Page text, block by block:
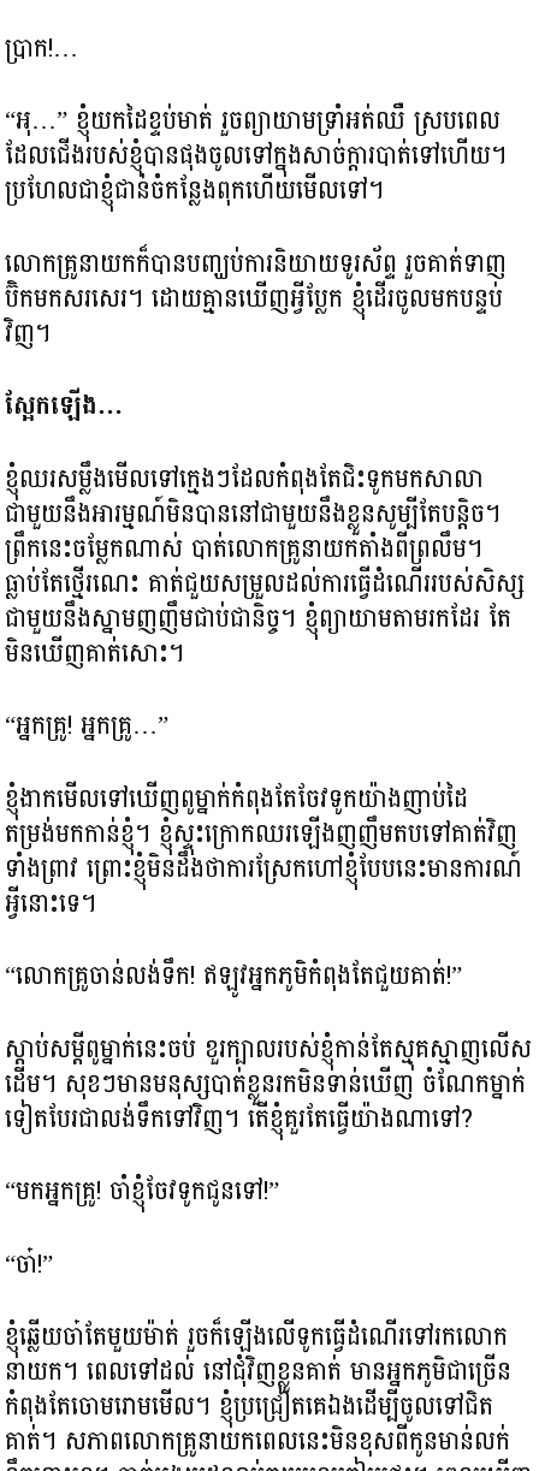
ប្រាក!…
“អុ…” ខ្ញុំយកដៃខ្ទប់មាត់ រួចព្យាយាមទ្រាំអត់ឈឺ ស្របពេល
ដែលជើងរបស់ខ្ញុំបានផុងចូលទៅក្នុងសាច់ក្តារបាត់ទៅហើយ។
ប្រហែលជាខ្ញុំជាន់ចំកន្លែងពុកហើយមើលទៅ។
លោកគ្រូនាយកក៏បានបញ្ឃប់ការនិយាយទូរស័ព្ទ រួចគាត់ទាញ
ប៊ិកមកសរសេរ។ ដោយគ្មានឃើញអ្វីប្លែក ខ្ញុំដើរចូលមកបន្ទប់
វិញ។
ស្អែកឡើង…
ខ្ញុំឈរសម្លឹងមើលទៅក្មេងៗដែលកំពុងតែជិះទូកមកសាលា
ជាមួយនឹងអារម្មណ៍មិនបាននៅជាមួយនឹងខ្លួនសូម្បីតែបន្តិច។
ព្រឹកនេះចម្លែកណាស់ បាត់លោកគ្រូនាយកតាំងពីព្រលឹម។
ធ្លាប់តែថ្មើរណេះ គាត់ជួយសម្រួលដល់ការធ្វើដំណើររបស់សិស្ស
ជាមួយនឹងស្នាមញញឹមជាប់ជានិច្ច។ ខ្ញុំព្យាយាមតាមរកដែរ តែ
មិនឃើញគាត់សោះ។
“អ្នកគ្រូ! អ្នកគ្រូ…”
ខ្ញុំងាកមើលទៅឃើញពូម្នាក់កំពុងតែចែវទូកយ៉ាងញាប់ដៃ
តម្រង់មកកាន់ខ្ញុំ។ ខ្ញុំស្ទុះក្រោកឈរឡើងញញឹមតបទៅគាត់វិញ
ទាំងព្រាវ ព្រោះខ្ញុំមិនដឹងថាការស្រែកហៅខ្ញុំបែបនេះមានការណ៍
អ្វីនោះទេ។
“លោកគ្រូចាន់លង់ទឹក! ឥឡូវអ្នកភូមិកំពុងតែជួយគាត់!”
ស្តាប់សម្តីពូម្នាក់នេះចប់ ខួរក្បាលរបស់ខ្ញុំកាន់តែស្មុគស្មាញលើស
ដើម។ សុខៗមានមនុស្សបាត់ខ្លួនរកមិនទាន់ឃើញ ចំណែកម្នាក់
ទៀតបែរជាលង់ទឹកទៅវិញ។ តើខ្ញុំគួរតែធ្វើយ៉ាងណាទៅ?
“មកអ្នកគ្រូ! ចាំខ្ញុំចែវទូកជូនទៅ!”
“ចា៎!”
ខ្ញុំឆ្លើយចា៎តែមួយម៉ាត់ រួចក៏ឡើងលើទូកធ្វើដំណើរទៅរកលោក
នាយក។ ពេលទៅដល់ នៅជុំវិញខ្លួនគាត់ មានអ្នកភូមិជាច្រើន
កំពុងតែចោមរោមមើល។ ខ្ញុំប្រជ្រៀតគេឯងដើម្បីចូលទៅជិត
គាត់។ សភាពលោកគ្រូនាយកពេលនេះមិនខុសពីកូនមាន់លក់